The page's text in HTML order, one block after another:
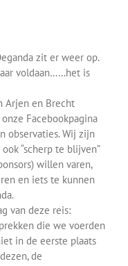
zit er weer op.
voldaan……het is
Arjen en Brecht
Facebookpagina
observaties. Wij zijn
“scherp te blijven”
willen varen,
en iets te kunnen
van deze reis:
die we voerden
in de eerste plaats
de